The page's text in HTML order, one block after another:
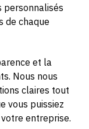
personnalisés
de chaque
et la
Nous nous
claires tout
vous puissiez
entreprise.